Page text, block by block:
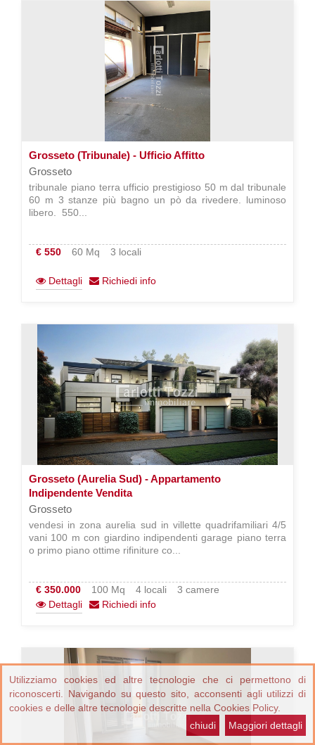
Grosseto (Tribunale) - Ufficio Affitto
Grosseto
tribunale piano terra ufficio prestigioso 50 m dal tribunale
60 m 3 stanze più bagno un pò da rivedere. luminoso
libero.  550...
€ 550 60 Mq 3 locali
Dettagli Richiedi info
Grosseto (Aurelia Sud) - Appartamento
Indipendente Vendita
Grosseto
vendesi in zona aurelia sud in villette quadrifamiliari 4/5
vani 100 m con giardino indipendenti garage piano terra
o primo piano ottime rifiniture co...
€ 350.000 100 Mq 4 locali
3 camere
Dettagli
Richiedi info
Utilizziamo cookies ed altre tecnologie che ci permettono di
riconoscerti. Navigando su questo sito, acconsenti agli utilizzi di
cookies e delle altre tecnologie descritte nella Cookies Policy.
Maggiori dettagli
chiudi